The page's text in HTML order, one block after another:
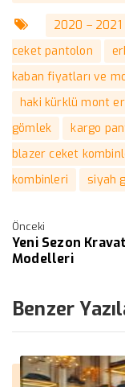
2020 –
ceket pantolon
kaban fiyatları ve
haki kürklü mont
gömlek
kargo
blazer ceket
kombinleri
siyah
Önceki
Yeni Sezon Kravat
Modelleri
Benzer